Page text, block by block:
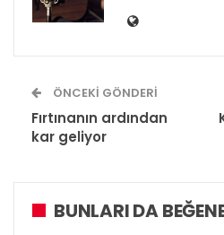
ÖNCEKI GÖNDERI
Fırtınanın ardından
kar geliyor
BUNLARI DA